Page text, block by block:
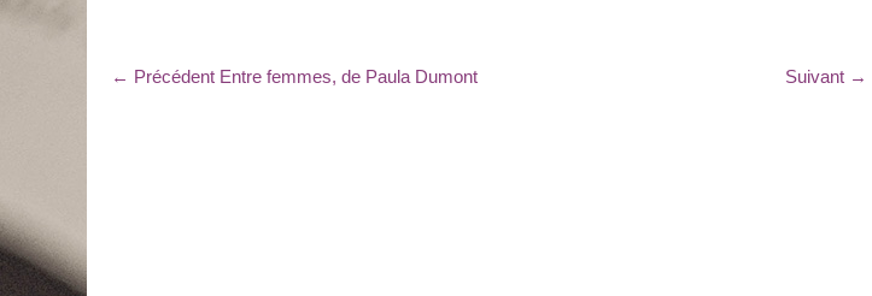
Navigation
← Précédent Article
Entre femmes, de Paula Dumont Suivant →